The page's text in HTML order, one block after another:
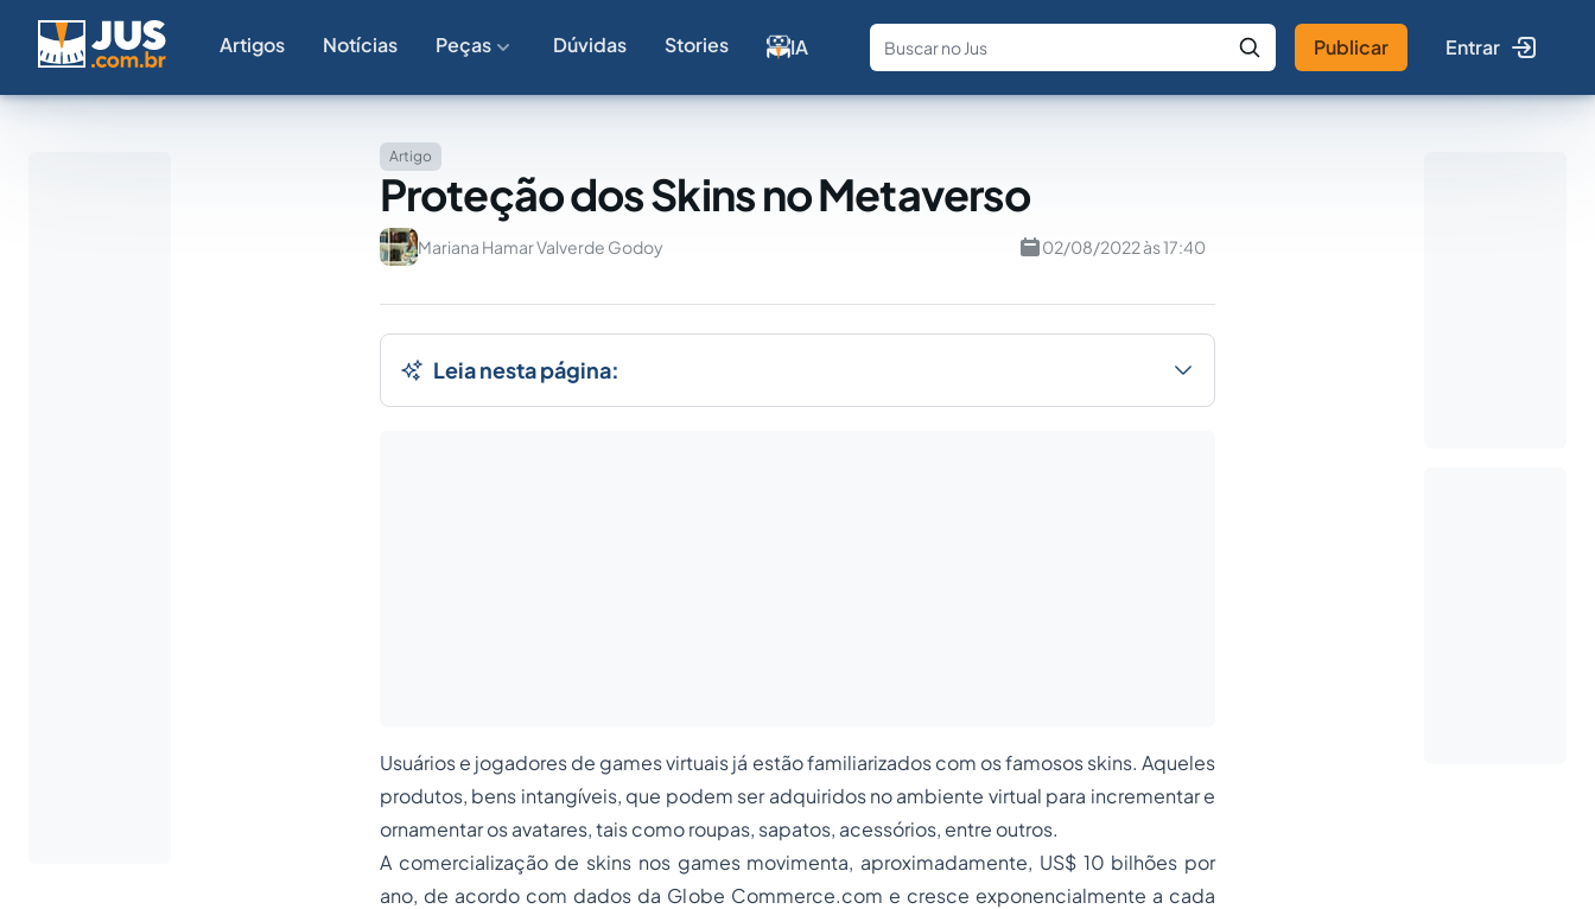
Artigos Notícias Peças Dúvidas Stories IA
Fale com a IA Buscar no Jus
Publicar Entrar
Artigo
Proteção dos Skins no Metaverso
Mariana Hamar Valverde Godoy 02/08/2022 às 17:40
Leia nesta página:
Usuários e jogadores de games virtuais já estão familiarizados com os famosos skins. Aqueles
produtos, bens intangíveis, que podem ser adquiridos no ambiente virtual para incrementar e
ornamentar os avatares, tais como roupas, sapatos, acessórios, entre outros.
A comercialização de skins nos games movimenta, aproximadamente, US$ 10 bilhões por
ano, de acordo com dados da Globe Commerce.com e cresce exponencialmente a cada